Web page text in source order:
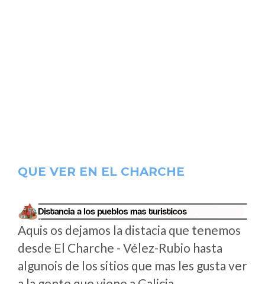
QUE VER EN EL CHARCHE
Aquis os dejamos la distacia que tenemos
desde El Charche - Vélez-Rubio hasta
algunois de los sitios que mas les gusta ver